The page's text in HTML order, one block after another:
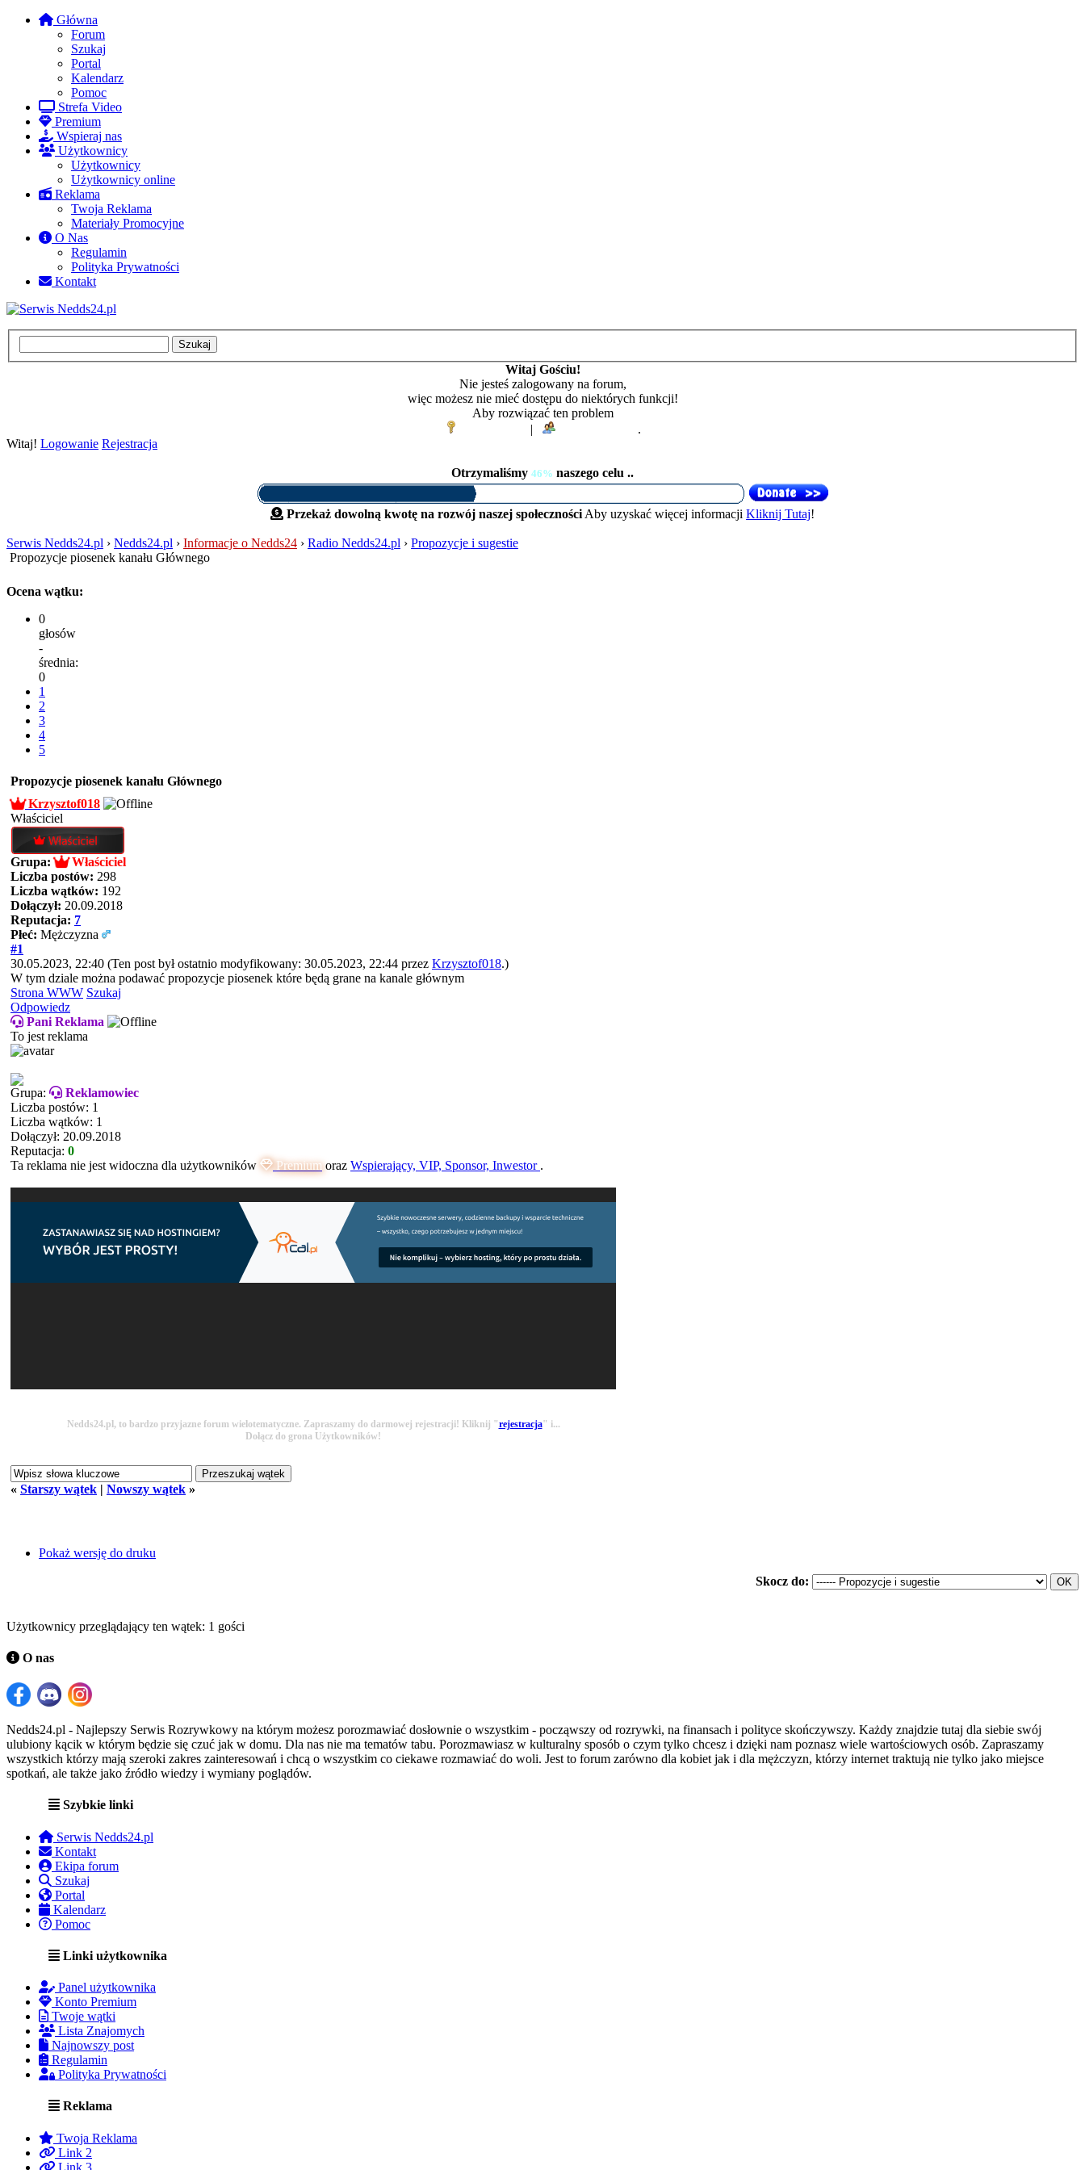
Główna
Forum
Szukaj
Portal
Kalendarz
Pomoc
Strefa Video
Premium
Wspieraj nas
Użytkownicy
Użytkownicy
Użytkownicy online
Reklama
Twoja Reklama
Materiały Promocyjne
O Nas
Regulamin
Polityka Prywatności
Kontakt
Witaj Gościu!
Nie jesteś zalogowany na forum,
więc możesz nie mieć dostępu do niektórych funkcji!
Aby rozwiązać ten problem
|
.
Witaj! Logowanie Rejestracja
Otrzymaliśmy 46% naszego celu ..
Przekaż dowolną kwotę na rozwój naszej społeczności Aby uzyskać więcej informacji Kliknij Tutaj!
Serwis Nedds24.pl › Nedds24.pl › Informacje o Nedds24 › Radio Nedds24.pl › Propozycje i sugestie
Propozycje piosenek kanału Głównego
Ocena wątku:
0
głosów
-
średnia:
0
1
2
3
4
5
Propozycje piosenek kanału Głównego
Krzysztof018
Właściciel
Grupa:
Właściciel
Liczba postów: 298
Liczba wątków: 192
Dołączył: 20.09.2018
Reputacja: 7
Płeć: Mężczyzna
#1
30.05.2023, 22:40 (Ten post był ostatnio modyfikowany: 30.05.2023, 22:44 przez Krzysztof018.)
W tym dziale można podawać propozycje piosenek które będą grane na kanale głównym
Strona WWW Szukaj
Odpowiedz
Pani Reklama
To jest reklama
Grupa:
Reklamowiec
Liczba postów: 1
Liczba wątków: 1
Dołączył: 20.09.2018
Reputacja: 0
Ta reklama nie jest widoczna dla użytkowników
Premiumoraz Wspierający, VIP, Sponsor, Inwestor .
Nedds24.pl, to bardzo przyjazne forum wielotematyczne. Zapraszamy do darmowej rejestracji! Kliknij "rejestracja" i...
Dołącz do grona Użytkowników!
« Starszy wątek | Nowszy wątek »
Pokaż wersję do druku
Skocz do:
Użytkownicy przeglądający ten wątek: 1 gości
O nas
Nedds24.pl - Najlepszy Serwis Rozrywkowy na którym możesz porozmawiać dosłownie o wszystkim - począwszy od rozrywki, na finansach i polityce skończywszy. Każdy znajdzie tutaj dla siebie swój
ulubiony kącik w którym będzie się czuć jak w domu. Dla nas nie ma tematów tabu. Porozmawiasz w kulturalny sposób o czym tylko chcesz i dzięki nam poznasz wiele wartościowych osób. Zapraszamy
wszystkich którzy mają szeroki zakres zainteresowań i chcą o wszystkim co ciekawe rozmawiać do woli. Jest to forum zarówno dla kobiet jak i dla mężczyzn, którzy internet traktują nie tylko jako miejsce
spotkań, ale także jako źródło wiedzy i wymiany poglądów.
Szybkie linki
Serwis Nedds24.pl
Kontakt
Ekipa forum
Szukaj
Portal
Kalendarz
Pomoc
Linki użytkownika
Panel użytkownika
Konto Premium
Twoje wątki
Lista Znajomych
Najnowszy post
Regulamin
Polityka Prywatności
Reklama
Twoja Reklama
Link 2
Link 3